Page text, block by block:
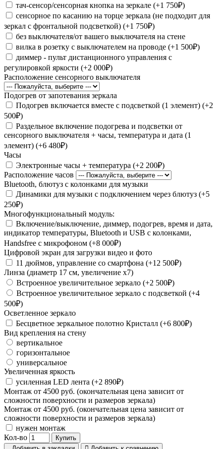
тач-сенсор/сенсорная кнопка на зеркале (+1 750₽)
сенсорное по касанию на торце зеркала (не подходит для
зеркал с фронтальной подсветкой) (+1 750₽)
без выключателя/от вашего выключателя на стене
вилка в розетку с выключателем на проводе (+1 500₽)
диммер - пульт дистанционного управления с
регулировкой яркости (+2 000₽)
Расположение сенсорного выключателя
Подогрев от запотевания зеркала
Подогрев включается вместе с подсветкой (1 элемент) (+2
500₽)
Раздельное включение подогрева и подсветки от
сенсорного выключателя + часы, температура и дата (1
элемент) (+6 480₽)
Часы
Электронные часы + температура (+2 200₽)
Расположение часов
Bluetooth, блютуз с колонками для музыки
Динамики для музыки с подключением через блютуз (+5
250₽)
Многофункциональный модуль:
Включение/выключение, диммер, подогрев, время и дата,
индикатор температуры, Bluetooth и USB с колонками,
Handsfree с микрофоном (+8 000₽)
Цифровой экран для загрузки видео и фото
11 дюймов, управление со смартфона (+12 500₽)
Линза (диаметр 17 см, увеличение х7)
Встроенное увеличительное зеркало (+2 500₽)
Встроенное увеличительное зеркало с подсветкой (+4
500₽)
Осветленное зеркало
Бесцветное зеркальное полотно Кристалл (+6 800₽)
Вид крепления на стену
вертикальное
горизонтальное
универсальное
Увеличенная яркость
усиленная LED лента (+2 890₽)
Монтаж от 4500 руб. (окончательная цена зависит от
сложности поверхности и размеров зеркала)
Монтаж от 4500 руб. (окончательная цена зависит от
сложности поверхности и размеров зеркала)
нужен монтаж
Кол-во
Купить